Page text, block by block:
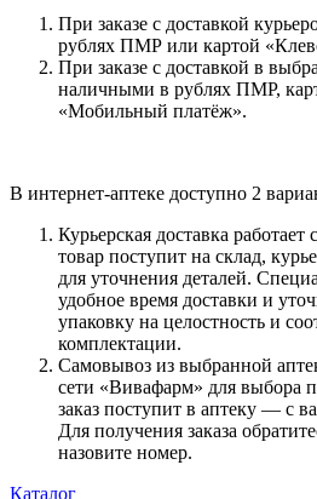
При заказе с доставкой
рублях ПМР или картой
При заказе с доставкой в
наличными в рублях ПМР,
«Мобильный платёж».
В интернет-аптеке доступно 2
Курьерская доставка работает
товар поступит на склад,
для уточнения деталей.
удобное время доставки и
упаковку на целостность и
комплектации.
Самовывоз из выбранной
сети «Вивафарм» для выбора
заказ поступит в аптеку — с
Для получения заказа
назовите номер.
Каталог